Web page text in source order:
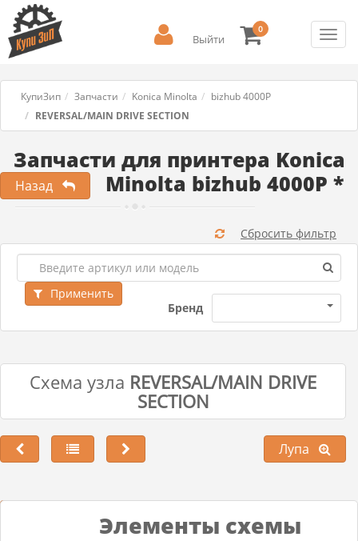
Выйти
0
КупиЗип Запчасти Konica Minolta
bizhub 4000P
REVERSAL/MAIN DRIVE SECTION
Запчасти для принтера Konica
Minolta bizhub 4000P *
Назад
Бренд
Применить
Сбросить фильтр
Схема узла REVERSAL/MAIN DRIVE
SECTION
Лупа
Элементы схемы